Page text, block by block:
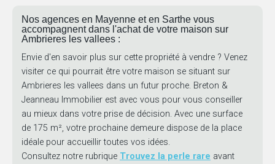
Nos agences en Mayenne et en Sarthe vous
accompagnent dans l'achat de votre maison sur
Ambrieres les vallees :
Envie d'en savoir plus sur cette propriété à vendre ? Venez
visiter ce qui pourrait être votre maison se situant sur
Ambrieres les vallees dans un futur proche. Breton &
Jeanneau Immobilier est avec vous pour vous conseiller
au mieux dans votre prise de décision. Avec une surface
de 175 m², votre prochaine demeure dispose de la place
idéale pour accueillir toutes vos idées.
Consultez notre rubrique Trouvez la perle rare avant